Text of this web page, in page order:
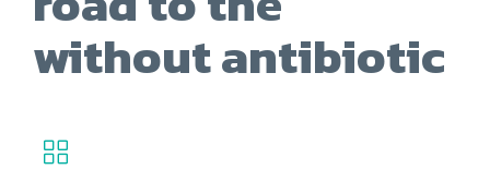
without antibiotic
